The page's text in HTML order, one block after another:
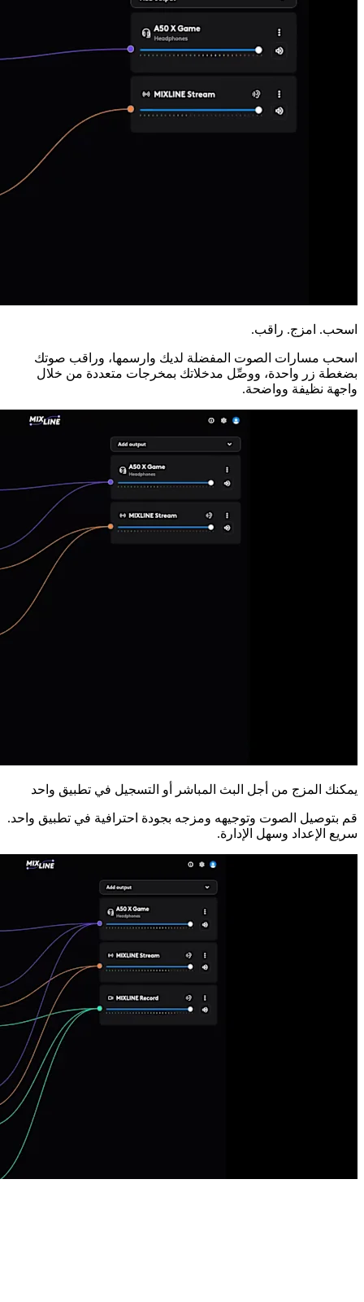
اسحب. امزج. راقب.
اسحب مسارات الصوت المفضلة لديك وارسمها، وراقب صوتك
بضغطة زر واحدة، ووصِّل مدخلاتك بمخرجات متعددة من خلال
واجهة نظيفة وواضحة.
يمكنك المزج من أجل البث المباشر أو التسجيل في تطبيق واحد
قم بتوصيل الصوت وتوجيهه ومزجه بجودة احترافية في تطبيق واحد.
سريع الإعداد وسهل الإدارة.